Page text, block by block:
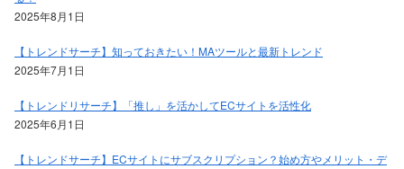
2025年8月1日
【トレンドサーチ】知っておきたい！MAツールと最新トレンド
2025年7月1日
【トレンドリサーチ】「推し」を活かしてECサイトを活性化
2025年6月1日
【トレンドサーチ】ECサイトにサブスクリプション？始め方やメリット・デ